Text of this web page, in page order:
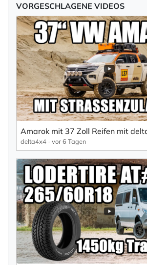
VORGESCHLAGENE VIDEOS
Amarok mit 37 Zoll Reifen mit
delta4x4 vor 6 Tagen